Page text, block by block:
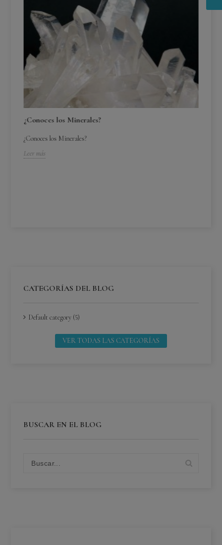
¿Conoces los Minerales?
¿Conoces los Minerales?
Leer más
CATEGORÍAS DEL BLOG
Default category (5)
VER TODAS LAS CATEGORÍAS
BUSCAR EN EL BLOG